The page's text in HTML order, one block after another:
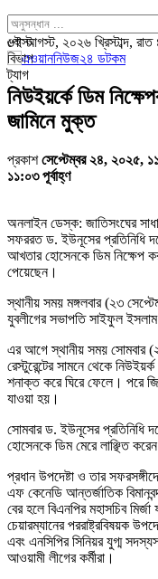
পোস্ট
বিভাগ
ট্যাগ
৬ই আগস্ট, ২০২৬ খ্রিস্টাব্দ,
নিউইয়র্কে ডিম
জামিনে মুক্ত
প্রকাশসেপ্টেম্বর ২৪, ২০২৫,
১১:০৩ পূর্বাহ্ণ
অনলাইন ডেস্ক: জাতিসংঘের
সফররত ড. ইউনূসের প্রতিনিধি
আখতার হোসেনকে ডিম নিক্ষেপ
পেয়েছেন।
স্থানীয় সময় মঙ্গলবার (২৩
যুবলীগের সভাপতি সাইফুল ইসলাম
এর আগে স্থানীয় সময় সোমবার
রেস্টুরেন্টের সামনে থেকে
শনাক্ত করে ঘিরে ফেলে। পরে
যাওয়া হয়।
সোমবার ড. ইউনূসের প্রতিনিধি
হোসেনকে ডিম মেরে লাঞ্ছিত
প্রধান উপদেষ্টা ও তার
এফ কেনেডি আন্তর্জাতিক
বের হলে বিএনপির মহাসচিব
চেয়ারম্যানের পররাষ্ট্রবিষয়ক
এবং এনসিপির সিনিয়র যুগ্ম
আওয়ামী লীগের কর্মীরা।